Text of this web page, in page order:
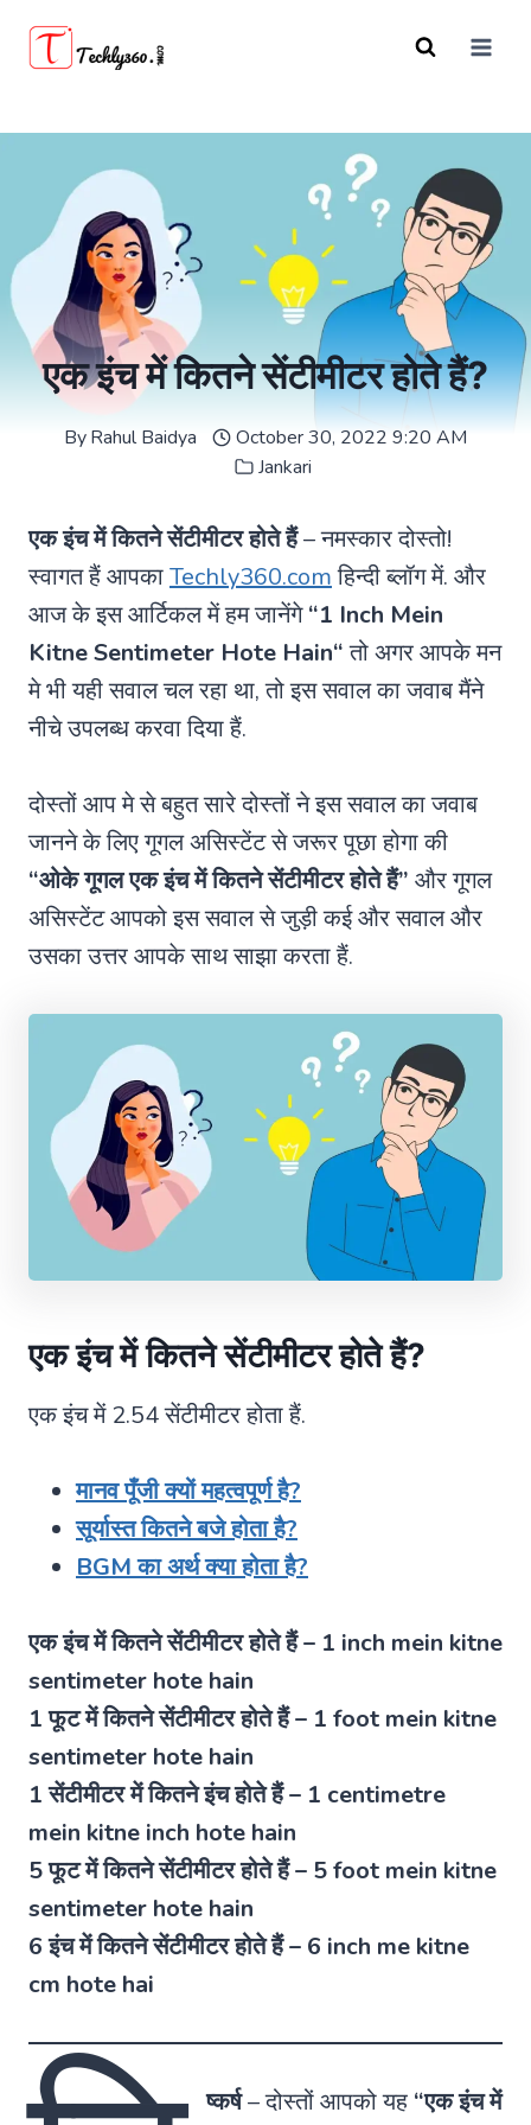
एक इंच में कितने सेंटीमीटर होते हैं?
ByRahul Baidya
October 30, 2022 9:20 AM
Jankari
एक इंच में कितने सेंटीमीटर होते हैं– नमस्कार दोस्तो!
स्वागत हैं आपकाTechly360.comहिन्दी ब्लॉग में. और
आज के इस आर्टिकल में हम जानेंगे“1 Inch Mein
Kitne Sentimeter Hote Hain“तो अगर आपके मन
मे भी यही सवाल चल रहा था, तो इस सवाल का जवाब मैंने
नीचे उपलब्ध करवा दिया हैं.
दोस्तों आप मे से बहुत सारे दोस्तों ने इस सवाल का जवाब
जानने के लिए गूगल असिस्टेंट से जरूर पूछा होगा की
“ओके गूगल एक इंच में कितने सेंटीमीटर होते हैं” और गूगल
असिस्टेंट आपको इस सवाल से जुड़ी कई और सवाल और
उसका उत्तर आपके साथ साझा करता हैं.
एक इंच में कितने सेंटीमीटर होते हैं?
एक इंच में 2.54 सेंटीमीटर होता हैं.
मानव पूँजी क्यों महत्वपूर्ण है?
सूर्यास्त कितने बजे होता है?
BGM का अर्थ क्या होता है?
एक इंच में कितने सेंटीमीटर होते हैं – 1 inch mein kitne
sentimeter hote hain
1 फूट में कितने सेंटीमीटर होते हैं – 1 foot mein kitne
sentimeter hote hain
1 सेंटीमीटर में कितने इंच होते हैं – 1 centimetre
mein kitne inch hote hain
5 फूट में कितने सेंटीमीटर होते हैं – 5 foot mein kitne
sentimeter hote hain
6 इंच में कितने सेंटीमीटर होते हैं – 6 inch me kitne
cm hote hai
ष्कर्ष–दोस्तों आपको यह“एक इंच में